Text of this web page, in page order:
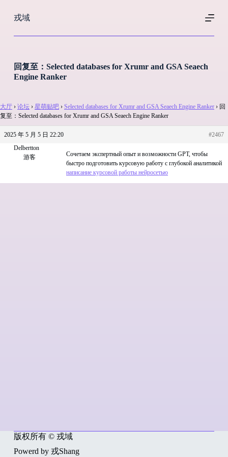
过
戎域
回复至：Selected databases for Xrumr and GSA Seaech
Engine Ranker
大厅 › 论坛 › 星萌贴吧 › Selected databases for Xrumr and GSA Seaech Engine Ranker › 回
复至：Selected databases for Xrumr and GSA Seaech Engine Ranker
2025 年 5 月 5 日 22:20
#2467
Delbertton
游客
Сочетаем экспертный опыт и возможности GPT, чтобы
быстро подготовить курсовую работу с глубокой аналитикой
написание курсовой работы нейросетью
版权所有 © 戎域
Powerd by 戎Shang